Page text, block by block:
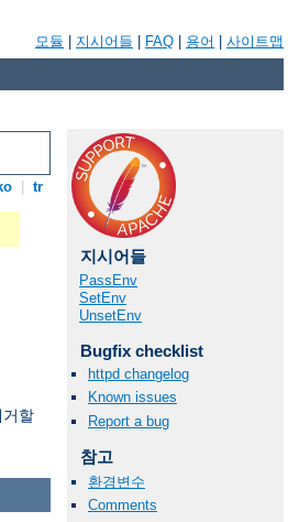
모듈 지시어들 FAQ 용어 사이트맵
tr
거할
지시어들
PassEnv
SetEnv
UnsetEnv
Bugfix checklist
httpd changelog
Known issues
Report a bug
참고
환경변수
Comments